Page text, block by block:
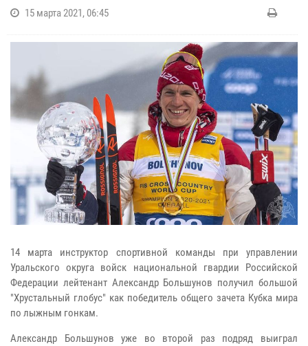
15 марта 2021, 06:45
14 марта инструктор спортивной команды при управлении
Уральского округа войск национальной гвардии Российской
Федерации лейтенант Александр Большунов получил большой
"Хрустальный глобус" как победитель общего зачета Кубка мира
по лыжным гонкам.
Александр Большунов уже во второй раз подряд выиграл